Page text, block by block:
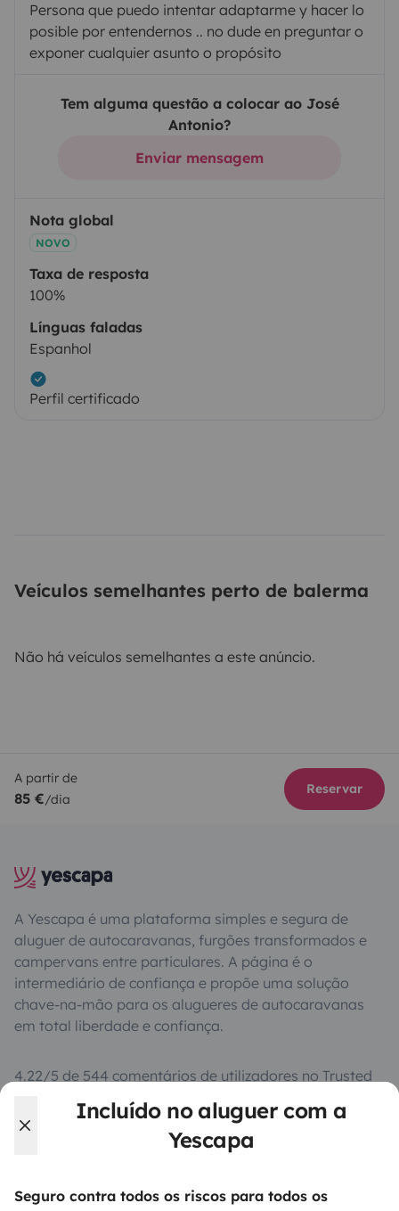
Incluído no aluguer com a
Yescapa
Seguro contra todos os riscos para todos os
Persona que puedo intentar adaptarme y hacer lo
posible por entendernos .. no dude en preguntar o
exponer cualquier asunto o propósito
Tem alguma questão a colocar ao José
Antonio?
Enviar mensagem
Nota global
NOVO
Taxa de resposta
100%
Línguas faladas
Espanhol
Perfil certificado
Veículos semelhantes perto de balerma
Não há veículos semelhantes a este anúncio.
A partir de
85 €/dia
Reservar
A Yescapa é uma plataforma simples e segura de
aluguer de autocaravanas, furgões transformados e
campervans entre particulares. A página é o
intermediário de confiança e propõe uma solução
chave-na-mão para os alugueres de autocaravanas
em total liberdade e confiança.
4.22/5 de 544 comentários de utilizadores no Trusted
Facebook